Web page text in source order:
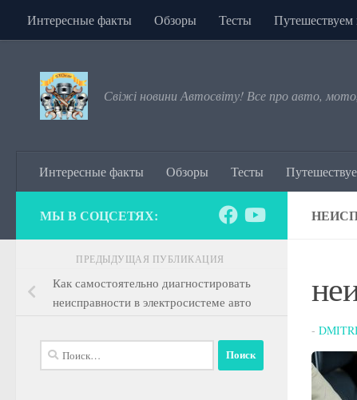
Перейти к содержимому
Интересные факты Обзоры Тесты Путешествуем
Свіжі новини Автосвіту! Все про авто,
Интересные факты Обзоры Тесты
-
МЫ В СОЦСЕТЯХ:
ПРЕДЫДУЩАЯ ПУБЛИКАЦИЯ
Как самостоятельно диагностировать
неисправности в электросистеме авто
Найти: